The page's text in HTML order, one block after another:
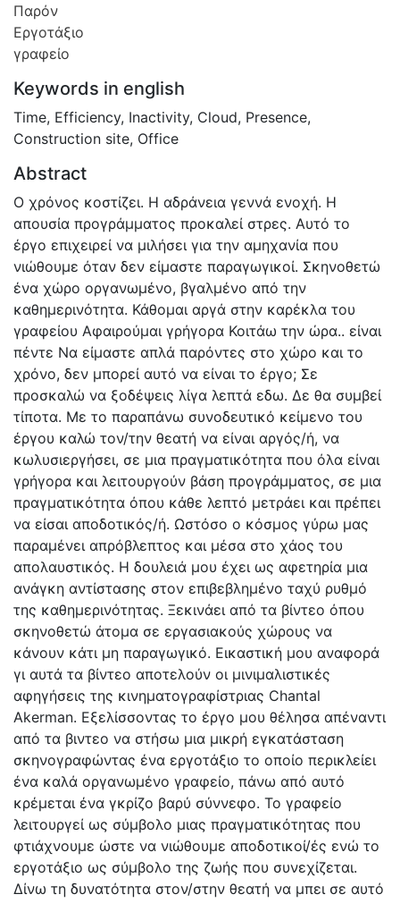
Παρόν
Εργοτάξιο
γραφείο
Keywords in english
Time, Efficiency, Inactivity, Cloud, Presence,
Construction site, Office
Abstract
Ο χρόνος κοστίζει. Η αδράνεια γεννά ενοχή. Η
απουσία προγράμματος προκαλεί στρες. Αυτό το
έργο επιχειρεί να μιλήσει για την αμηχανία που
νιώθουμε όταν δεν είμαστε παραγωγικοί. Σκηνοθετώ
ένα χώρο οργανωμένο, βγαλμένο από την
καθημερινότητα. Κάθομαι αργά στην καρέκλα του
γραφείου Αφαιρούμαι γρήγορα Κοιτάω την ώρα.. είναι
πέντε Να είμαστε απλά παρόντες στο χώρο και το
χρόνο, δεν μπορεί αυτό να είναι το έργο; Σε
προσκαλώ να ξοδέψεις λίγα λεπτά εδω. Δε θα συμβεί
τίποτα. Με το παραπάνω συνοδευτικό κείμενο του
έργου καλώ τον/την θεατή να είναι αργός/ή, να
κωλυσιεργήσει, σε μια πραγματικότητα που όλα είναι
γρήγορα και λειτουργούν βάση προγράμματος, σε μια
πραγματικότητα όπου κάθε λεπτό μετράει και πρέπει
να είσαι αποδοτικός/ή. Ωστόσο ο κόσμος γύρω μας
παραμένει απρόβλεπτος και μέσα στο χάος του
απολαυστικός. Η δουλειά μου έχει ως αφετηρία μια
ανάγκη αντίστασης στον επιβεβλημένο ταχύ ρυθμό
της καθημερινότητας. Ξεκινάει από τα βίντεο όπου
σκηνοθετώ άτομα σε εργασιακούς χώρους να
κάνουν κάτι μη παραγωγικό. Εικαστική μου αναφορά
γι αυτά τα βίντεο αποτελούν οι μινιμαλιστικές
αφηγήσεις της κινηματογραφίστριας Chantal
Akerman. Εξελίσσοντας το έργο μου θέλησα απέναντι
από τα βιντεο να στήσω μια μικρή εγκατάσταση
σκηνογραφώντας ένα εργοτάξιο το οποίο περικλείει
ένα καλά οργανωμένο γραφείο, πάνω από αυτό
κρέμεται ένα γκρίζο βαρύ σύννεφο. Το γραφείο
λειτουργεί ως σύμβολο μιας πραγματικότητας που
φτιάχνουμε ώστε να νιώθουμε αποδοτικοί/ές ενώ το
εργοτάξιο ως σύμβολο της ζωής που συνεχίζεται.
Δίνω τη δυνατότητα στον/στην θεατή να μπει σε αυτό